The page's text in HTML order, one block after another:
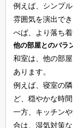
例えば、シンプ
雰囲気を演出で
べば、より落ち
他の部屋とのバラ
和室は、他の部
あります。
例えば、寝室の
ど、穏やかな時
一方、キッチン
合は、湿気対策